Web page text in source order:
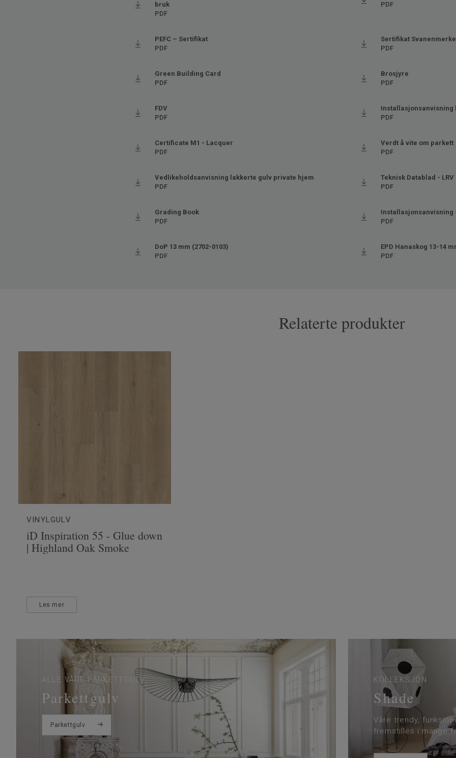
bruk
PDF
PDF
PEFC – Sertifikat
PDF
Sertifikat
PDF
Green Building Card
PDF
Brosjyre
PDF
FDV
PDF
PDF
Certificate M1 - Lacquer
PDF
Verdt å vite om parkett
PDF
Vedlikeholdsanvisning lakkerte gulv private hjem
PDF
Teknisk Datablad - LRV
PDF
Grading Book
PDF
Installasjonsanvisning
PDF
DoP 13 mm (2702-0103)
PDF
EPD Hanaskog 13-14
PDF
Relaterte produkter
VINYLGULV
iD Inspiration 55 - Glue down
| Highland Oak Smoke
Les mer
ALLE VÅRE PARKETTGULV
Parkettgulv
Parkettgulv
KOLLEKSJON
Shade
Våre trendy,
fremstilles i mange